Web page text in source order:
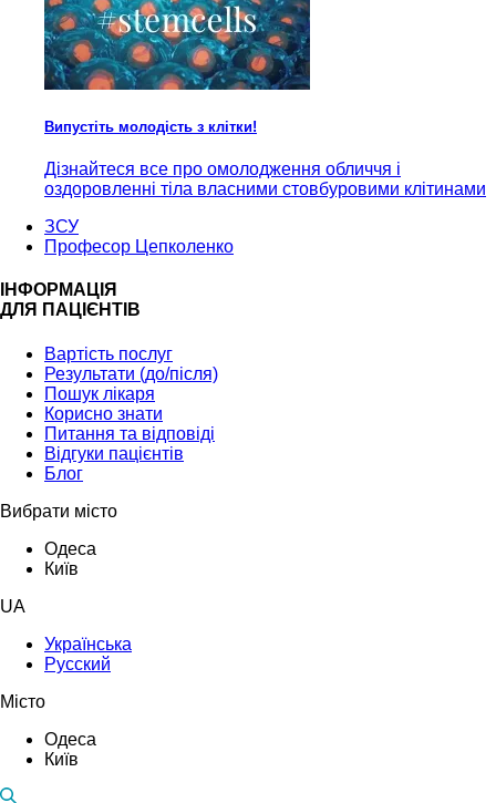
Випустіть молодість з клітки!
Дізнайтеся все про омолодження обличчя і
оздоровленні тіла власними стовбуровими клітинами
ЗСУ
Професор Цепколенко
ІНФОРМАЦІЯ
ДЛЯ ПАЦІЄНТІВ
Вартість послуг
Результати (до/після)
Пошук лікаря
Корисно знати
Питання та відповіді
Відгуки пацієнтів
Блог
Вибрати місто
Одеса
Київ
UA
Українська
Русский
Місто
Одеса
Київ